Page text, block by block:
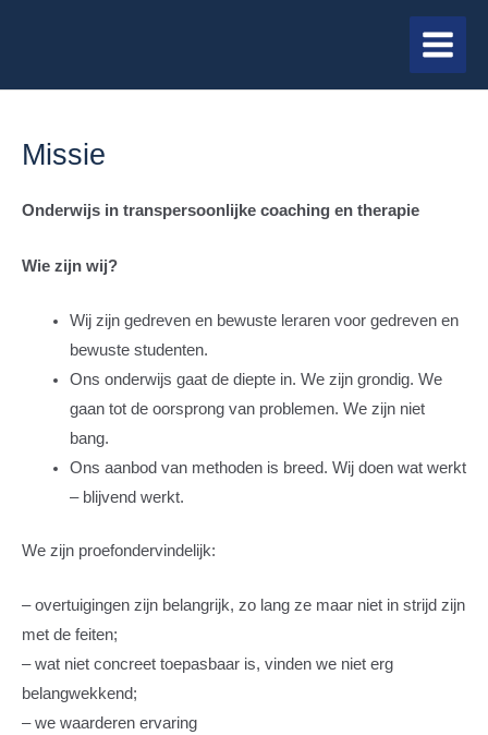
MAIN
MENU
Missie
Onderwijs in transpersoonlijke coaching en therapie
Wie zijn wij?
Wij zijn gedreven en bewuste leraren voor gedreven en
bewuste studenten.
Ons onderwijs gaat de diepte in. We zijn grondig. We
gaan tot de oorsprong van problemen. We zijn niet
bang.
Ons aanbod van methoden is breed. Wij doen wat werkt
– blijvend werkt.
We zijn proefondervindelijk:
– overtuigingen zijn belangrijk, zo lang ze maar niet in strijd zijn
met de feiten;
– wat niet concreet toepasbaar is, vinden we niet erg
belangwekkend;
– we waarderen ervaring